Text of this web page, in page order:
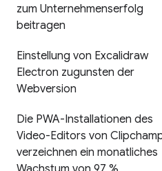
zum Unternehmenserfolg
beitragen
Einstellung von Excalidraw
Electron zugunsten der
Webversion
Die PWA-Installationen des
Video-Editors von
verzeichnen ein monatliches